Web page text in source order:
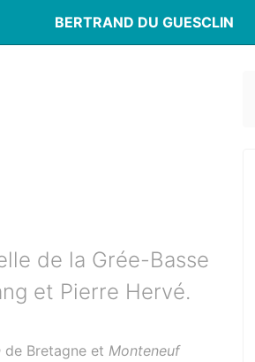
BERTRAND DU GUESCLIN
de la Grée-Basse
et Pierre Hervé.
de Bretagne et Monteneuf